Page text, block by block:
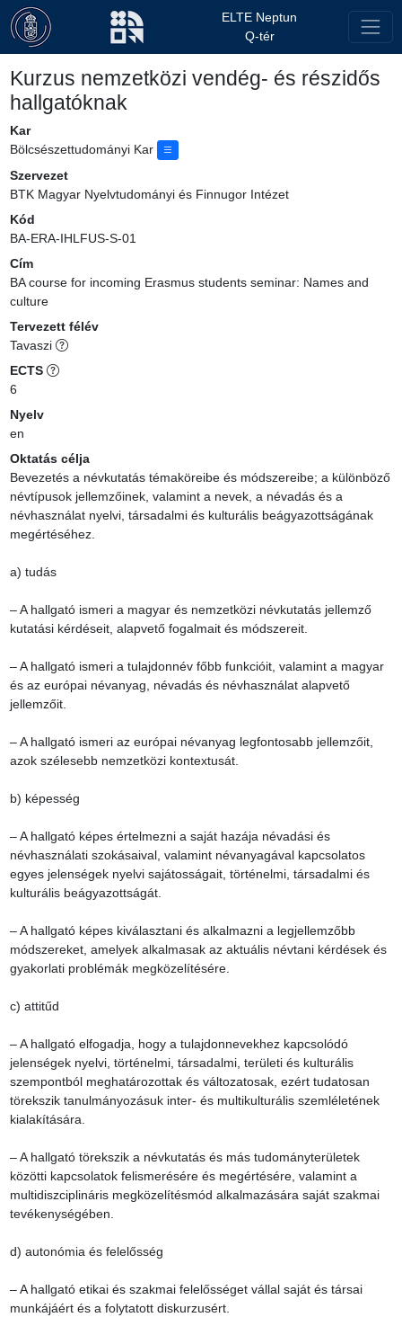
ELTE Neptun
Q-tér
Kurzus nemzetközi vendég- és részidős
hallgatóknak
Kar
Bölcsészettudományi Kar
Szervezet
BTK Magyar Nyelvtudományi és Finnugor Intézet
Kód
BA-ERA-IHLFUS-S-01
Cím
BA course for incoming Erasmus students seminar: Names and
culture
Tervezett félév
Tavaszi
ECTS
6
Nyelv
en
Oktatás célja
Bevezetés a névkutatás témaköreibe és módszereibe; a különböző
névtípusok jellemzőinek, valamint a nevek, a névadás és a
névhasználat nyelvi, társadalmi és kulturális beágyazottságának
megértéséhez.
a) tudás
– A hallgató ismeri a magyar és nemzetközi névkutatás jellemző
kutatási kérdéseit, alapvető fogalmait és módszereit.
– A hallgató ismeri a tulajdonnév főbb funkcióit, valamint a magyar
és az európai névanyag, névadás és névhasználat alapvető
jellemzőit.
– A hallgató ismeri az európai névanyag legfontosabb jellemzőit,
azok szélesebb nemzetközi kontextusát.
b) képesség
– A hallgató képes értelmezni a saját hazája névadási és
névhasználati szokásaival, valamint névanyagával kapcsolatos
egyes jelenségek nyelvi sajátosságait, történelmi, társadalmi és
kulturális beágyazottságát.
– A hallgató képes kiválasztani és alkalmazni a legjellemzőbb
módszereket, amelyek alkalmasak az aktuális névtani kérdések és
gyakorlati problémák megközelítésére.
c) attitűd
– A hallgató elfogadja, hogy a tulajdonnevekhez kapcsolódó
jelenségek nyelvi, történelmi, társadalmi, területi és kulturális
szempontból meghatározottak és változatosak, ezért tudatosan
törekszik tanulmányozásuk inter- és multikulturális szemléletének
kialakítására.
– A hallgató törekszik a névkutatás és más tudományterületek
közötti kapcsolatok felismerésére és megértésére, valamint a
multidiszciplináris megközelítésmód alkalmazására saját szakmai
tevékenységében.
d) autonómia és felelősség
– A hallgató etikai és szakmai felelősséget vállal saját és társai
munkájáért és a folytatott diskurzusért.